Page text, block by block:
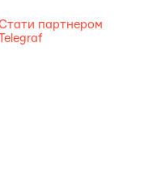
партнером